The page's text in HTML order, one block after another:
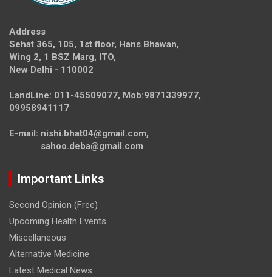
Address
Sehat 365, 105, 1st floor, Hans Bhawan,
Wing 2, 1 BSZ Marg, ITO,
New Delhi - 110002
LandLine: 011-45509077, Mob:9871339977,
09958941117
E-mail: nishi.bhat04@gmail.com,
sahoo.deba@gmail.com
Important Links
Second Opinion (Free)
Upcoming Health Events
Miscellaneous
Alternative Medicine
Latest Medical News